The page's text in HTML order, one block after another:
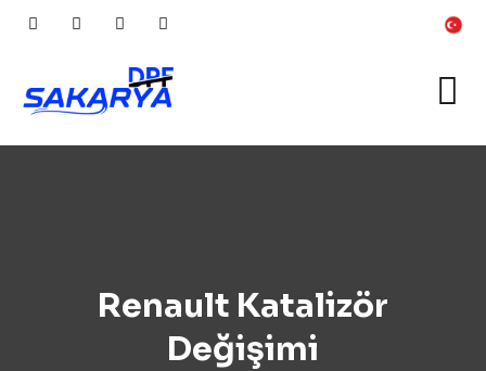
Renault Katalizör
Değişimi